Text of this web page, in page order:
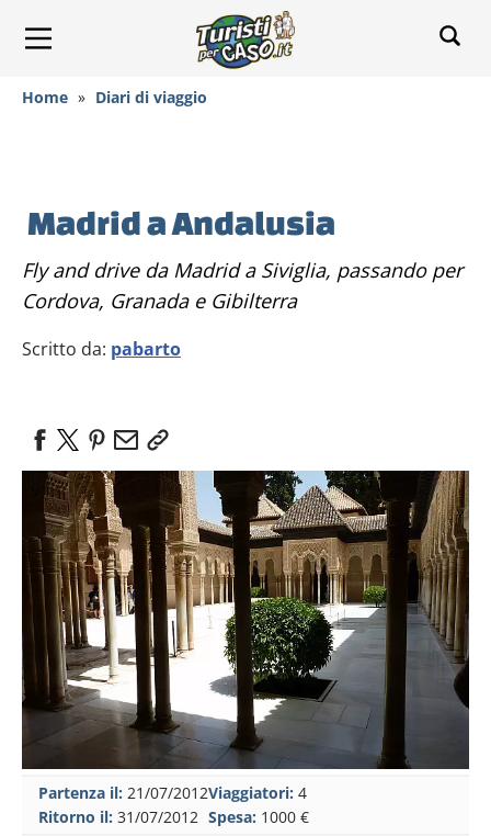
Home » Diari di viaggio
Madrid a Andalusia
Fly and drive da Madrid a Siviglia, passando per
Cordova, Granada e Gibilterra
Scritto da: pabarto
Partenza il: 21/07/2012
Ritorno il: 31/07/2012
Viaggiatori: 4
Spesa: 1000 €